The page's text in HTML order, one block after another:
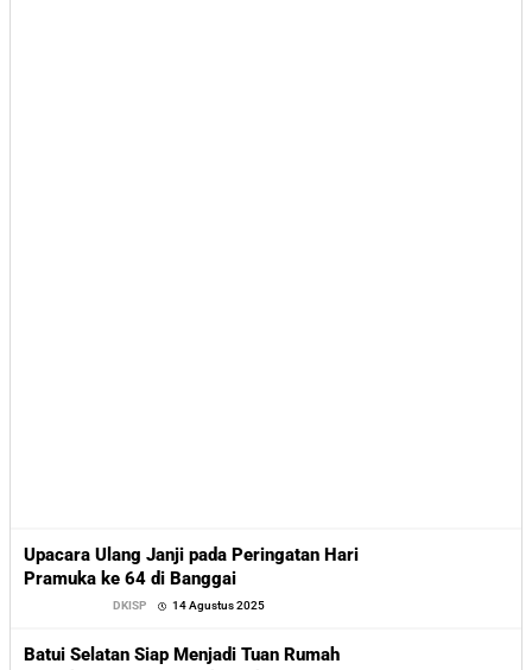
Upacara Ulang Janji pada Peringatan Hari
Pramuka ke 64 di Banggai
DKISP 14 Agustus 2025
Batui Selatan Siap Menjadi Tuan Rumah